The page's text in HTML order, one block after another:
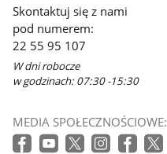
Skontaktuj się z nami
pod numerem:
22 55 95 107
W dni robocze
w godzinach: 07:30 -15:30
MEDIA SPOŁECZNOŚCIOWE: